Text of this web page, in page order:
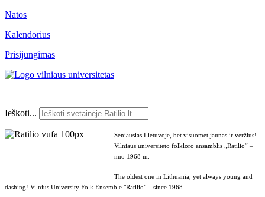
Natos
Kalendorius
Prisijungimas
Ieškoti...
Seniausias Lietuvoje, bet visuomet jaunas ir veržlus!
Vilniaus universiteto folkloro ansamblis „Ratilio“ –
nuo 1968 m.
The oldest one in Lithuania, yet always young and
dashing! Vilnius University Folk Ensemble "Ratilio" – since 1968.